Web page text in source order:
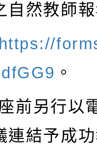
自然教師
https://
。
前另行以
連結予成